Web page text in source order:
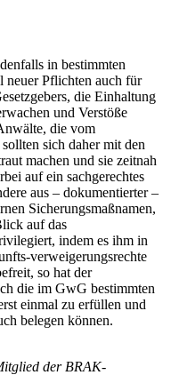
in bestimmten
neuer Pflichten auch für
die Einhaltung
und Verstöße
die vom
sich daher mit den
machen und sie zeitnah
auf ein sachgerechtes
aus – dokumentierter –
Sicherungsmaßnamen,
auf das
indem es ihm in
verweigerungsrechte
so hat der
die im GwG bestimmten
einmal zu erfüllen und
belegen können.
der BRAK-